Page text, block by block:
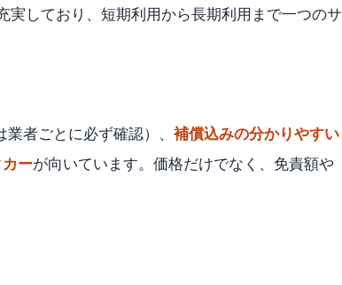
実しており、短期利用から長期利用まで一つのサ
者ごとに必ず確認）、 補償込みの分かりやすい
ーが向いています。価格だけでなく、免責額や